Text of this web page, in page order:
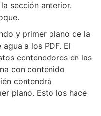
sección anterior.
y primer plano de la
a los PDF. El
contenedores en las
con contenido
contendrá
plano. Esto los hace